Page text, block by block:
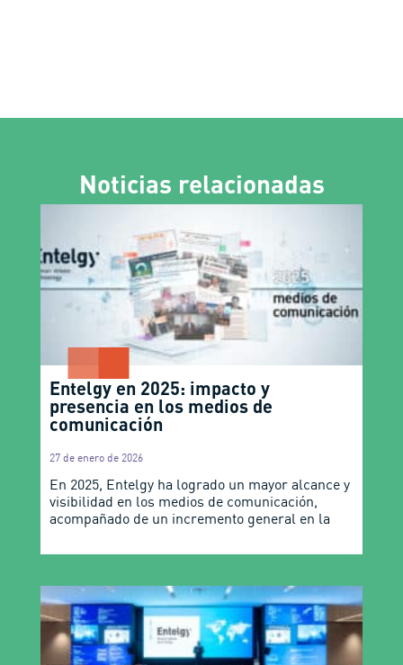
Noticias relacionadas
Entelgy en 2025: impacto y
presencia en los medios de
comunicación
27 de enero de 2026
En 2025, Entelgy ha logrado un mayor alcance y
visibilidad en los medios de comunicación,
acompañado de un incremento general en la